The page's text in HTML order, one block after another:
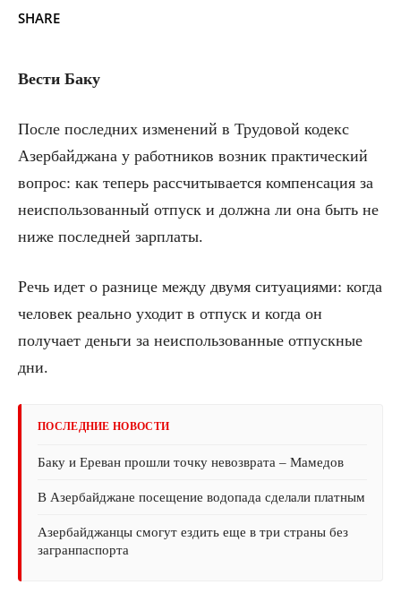
SHARE
Вести Баку
После последних изменений в Трудовой кодекс
Азербайджана у работников возник практический
вопрос: как теперь рассчитывается компенсация за
неиспользованный отпуск и должна ли она быть не
ниже последней зарплаты.
Речь идет о разнице между двумя ситуациями: когда
человек реально уходит в отпуск и когда он
получает деньги за неиспользованные отпускные
дни.
ПОСЛЕДНИЕ НОВОСТИ
Баку и Ереван прошли точку невозврата – Мамедов
В Азербайджане посещение водопада сделали платным
Азербайджанцы смогут ездить еще в три страны без
загранпаспорта